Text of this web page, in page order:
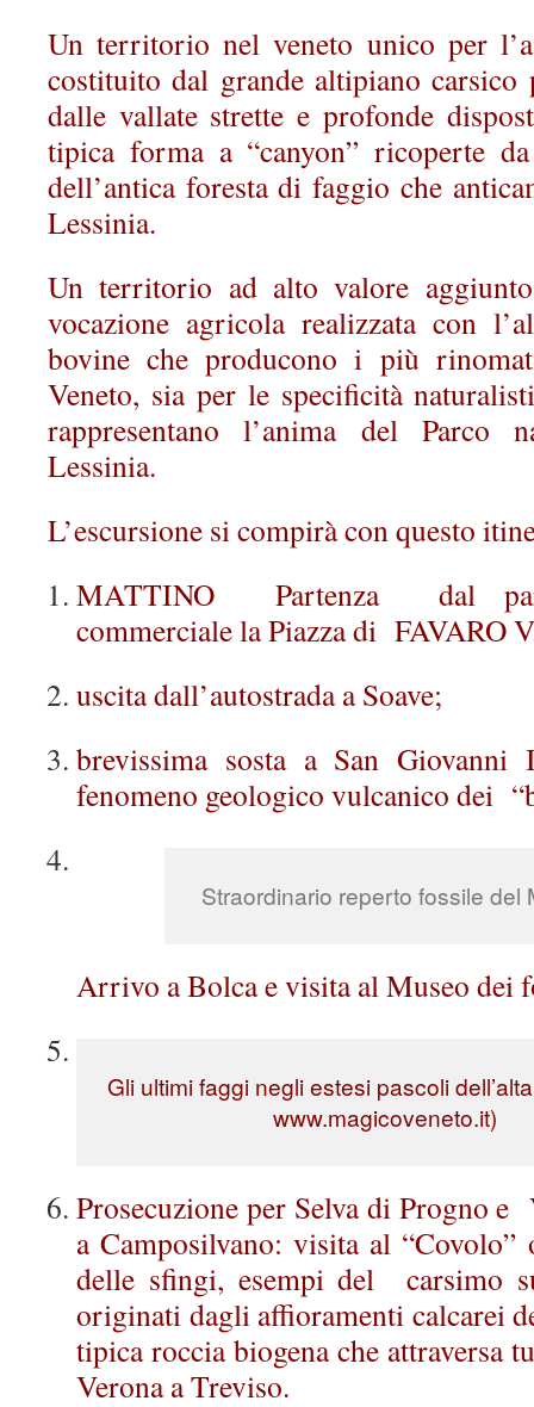
Un territorio nel veneto unico per
costituito dal grande altipiano carsico
dalle vallate strette e profonde
tipica forma a “canyon” ricoperte
dell’antica foresta di faggio che
Lessinia.
Un territorio ad alto valore
vocazione agricola realizzata con
bovine che producono i più
Veneto, sia per le specificità
rappresentano l’anima del Parco
Lessinia.
L’escursione si compirà con questo
MATTINO Partenza dal
commerciale la Piazza di FAVARO
uscita dall’autostrada a Soave;
brevissima sosta a San
fenomeno geologico vulcanico dei
Straordinario reperto fossile del
Arrivo a Bolca e visita al Museo dei
Gli ultimi faggi negli estesi pascoli
www.magicoveneto.it)
Prosecuzione per Selva di Progno
a Camposilvano: visita al
delle sfingi, esempi del carsimo
originati dagli affioramenti calcarei
tipica roccia biogena che attraversa
Verona a Treviso.